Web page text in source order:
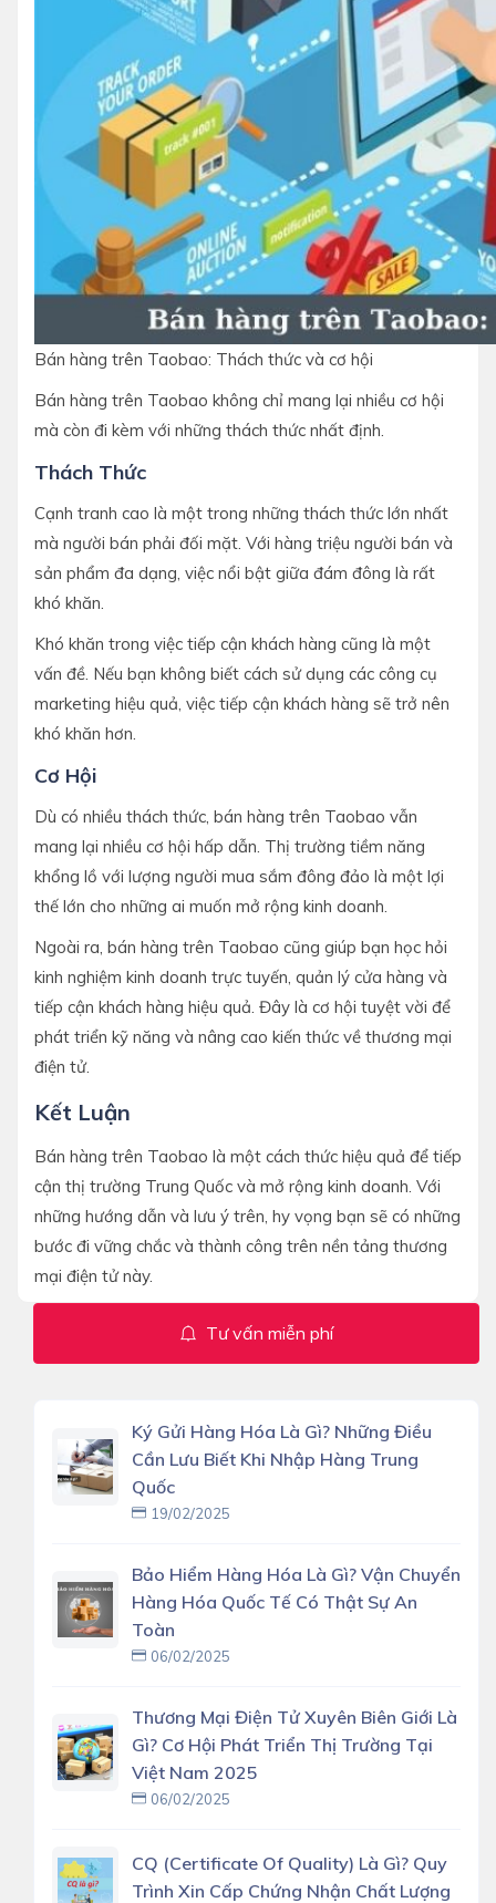
Bán hàng trên Taobao: Thách thức và cơ hội
Bán hàng trên Taobao không chỉ mang lại nhiều cơ hội
mà còn đi kèm với những thách thức nhất định.
Thách Thức
Cạnh tranh cao là một trong những thách thức lớn nhất
mà người bán phải đối mặt. Với hàng triệu người bán và
sản phẩm đa dạng, việc nổi bật giữa đám đông là rất
khó khăn.
Khó khăn trong việc tiếp cận khách hàng cũng là một
vấn đề. Nếu bạn không biết cách sử dụng các công cụ
marketing hiệu quả, việc tiếp cận khách hàng sẽ trở nên
khó khăn hơn.
Cơ Hội
Dù có nhiều thách thức, bán hàng trên Taobao vẫn
mang lại nhiều cơ hội hấp dẫn. Thị trường tiềm năng
khổng lồ với lượng người mua sắm đông đảo là một lợi
thế lớn cho những ai muốn mở rộng kinh doanh.
Ngoài ra, bán hàng trên Taobao cũng giúp bạn học hỏi
kinh nghiệm kinh doanh trực tuyến, quản lý cửa hàng và
tiếp cận khách hàng hiệu quả. Đây là cơ hội tuyệt vời để
phát triển kỹ năng và nâng cao kiến thức về thương mại
điện tử.
Kết Luận
Bán hàng trên Taobao là một cách thức hiệu quả để tiếp
cận thị trường Trung Quốc và mở rộng kinh doanh. Với
những hướng dẫn và lưu ý trên, hy vọng bạn sẽ có những
bước đi vững chắc và thành công trên nền tảng thương
mại điện tử này.
Tư vấn miễn phí
Ký Gửi Hàng Hóa Là Gì? Những Điều
Cần Lưu Biết Khi Nhập Hàng Trung
Quốc
19/02/2025
Bảo Hiểm Hàng Hóa Là Gì? Vận Chuyển
Hàng Hóa Quốc Tế Có Thật Sự An
Toàn
06/02/2025
Thương Mại Điện Tử Xuyên Biên Giới Là
Gì? Cơ Hội Phát Triển Thị Trường Tại
Việt Nam 2025
06/02/2025
CQ (Certificate Of Quality) Là Gì? Quy
Trình Xin Cấp Chứng Nhận Chất Lượng